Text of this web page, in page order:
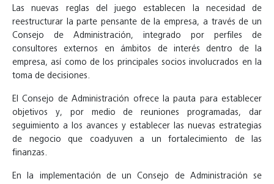
Las nuevas reglas del juego establecen la necesidad de
reestructurar la parte pensante de la empresa, a través de un
Consejo de Administración, integrado por perfiles de
consultores externos en ámbitos de interés dentro de la
empresa, así como de los principales socios involucrados en la
toma de decisiones.
El Consejo de Administración ofrece la pauta para establecer
objetivos y, por medio de reuniones programadas, dar
seguimiento a los avances y establecer las nuevas estrategias
de negocio que coadyuven a un fortalecimiento de las
finanzas.
En la implementación de un Consejo de Administración se